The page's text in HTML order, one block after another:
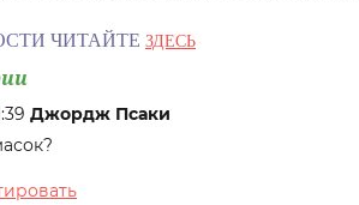
ЧИТАЙТЕ ЗДЕСЬ
Джордж Псаки